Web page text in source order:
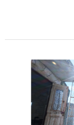
撮影料
着付け
アルバム
衣装追加
家族と撮影